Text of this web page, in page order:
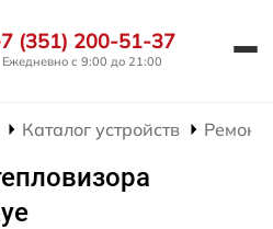
(351) 200-51-37
Ежедневно с 9:00 до 21:00
Каталог устройств Ремонт